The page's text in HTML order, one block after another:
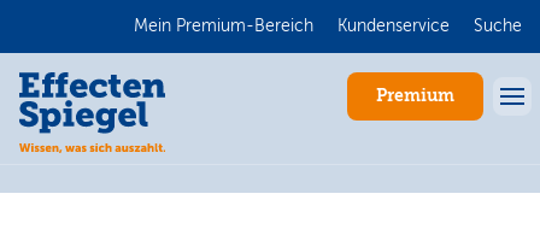
Mein Premium-Bereich Kundenservice Suche
Premium